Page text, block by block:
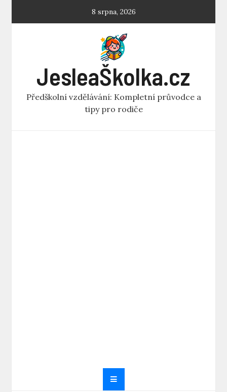
8 srpna, 2026
JesleaŠkolka.cz
Předškolní vzdělávání: Kompletní průvodce a
tipy pro rodiče